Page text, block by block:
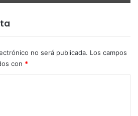
no será publicada. Los campos
con *